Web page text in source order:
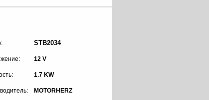
STB2034
12 V
1.7 KW
MOTORHERZ